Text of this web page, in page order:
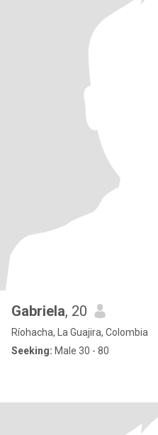
Gabriela, 20
Ríohacha, La Guajira, Colombia
Seeking: Male 30 - 80